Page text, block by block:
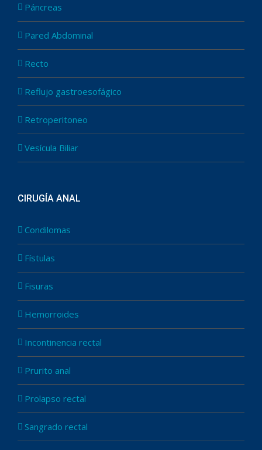
Páncreas
Pared Abdominal
Recto
Reflujo gastroesofágico
Retroperitoneo
Vesícula Biliar
CIRUGÍA ANAL
Condilomas
Fístulas
Fisuras
Hemorroides
Incontinencia rectal
Prurito anal
Prolapso rectal
Sangrado rectal